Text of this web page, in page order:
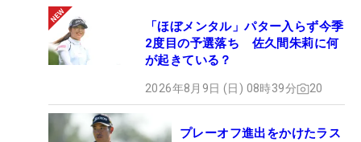
「ほぼメンタル」パター入らず今季
2度目の予選落ち 佐久間朱莉に何
が起きている？
2026年8月9日 (日) 08時39分 20
プレーオフ進出をかけたラス